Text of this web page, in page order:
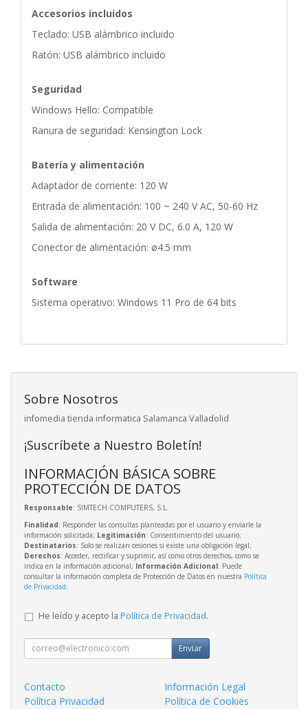
Accesorios incluidos
Teclado: USB alámbrico incluido
Ratón: USB alámbrico incluido
Seguridad
Windows Hello: Compatible
Ranura de seguridad: Kensington Lock
Batería y alimentación
Adaptador de corriente: 120 W
Entrada de alimentación: 100 ~ 240 V AC, 50-60 Hz
Salida de alimentación: 20 V DC, 6.0 A, 120 W
Conector de alimentación: ø4.5 mm
Software
Sistema operativo: Windows 11 Pro de 64 bits
Sobre Nosotros
infomedia tienda informatica Salamanca Valladolid
¡Suscríbete a Nuestro Boletín!
INFORMACIÓN BÁSICA SOBRE
PROTECCIÓN DE DATOS
Responsable: SIMTECH COMPUTERS, S.L.
Finalidad: Responder las consultas planteadas por el usuario y enviarle la
información solicitada; Legitimación: Consentimiento del usuario;
Destinatarios: Solo se realizan cesiones si existe una obligación legal;
Derechos: Acceder, rectificar y suprimir, así como otros derechos, como se
indica en la información adicional; Información Adicional: Puede
consultar la información completa de Protección de Datos en nuestra Política
de Privacidad
He leído y acepto la Política de Privacidad.
Enviar
Contacto
Información Legal
Política Privacidad
Política de Cookies